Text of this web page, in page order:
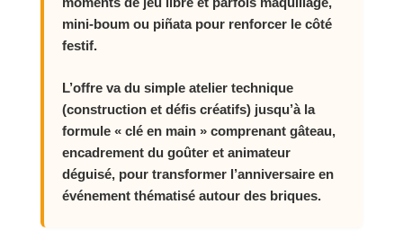
mini‑boum ou piñata pour renforcer le côté
festif.
L’offre va du simple atelier technique
(construction et défis créatifs) jusqu’à la
formule « clé en main » comprenant gâteau,
encadrement du goûter et animateur
déguisé, pour transformer l’anniversaire en
événement thématisé autour des briques.